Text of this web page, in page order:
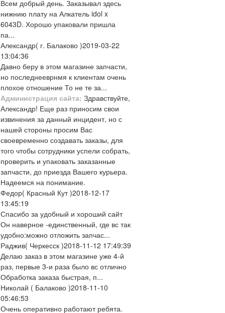
Всем добрый день. Заказывал здесь
нижнию плату на Алкатель idol x
6043D. Хорошо упаковали пришла
па...
Александр( г. Балаково )2019-03-22
13:04:36
Давно беру в этом магазине запчасти,
но последнееврнмя к клиентам очень
плохое отношение То не те за...
Администрация сайта: Здравствуйте,
Александр! Еще раз приносим свои
извинения за данный инцидент, но с
нашей стороны просим Вас
своевременно создавать заказы, для
того чтобы сотрудники успели собрать,
проверить и упаковать заказанные
запчасти, до приезда Вашего курьера.
Надеемся на понимание.
Федор( Красный Кут )2018-12-17
13:45:19
Спасибо за удобный и хороший сайт
Он наверное -единственный, где вс так
удобно:можно отложить запчас...
Раджив( Черкесск )2018-11-12 17:49:39
Делаю заказ в этом магазине уже 4-й
раз, первые 3-и раза было вс отлично
Обработка заказа быстрая, п...
Николай ( Балаково )2018-11-10
05:46:53
Очень оперативно работают ребята.